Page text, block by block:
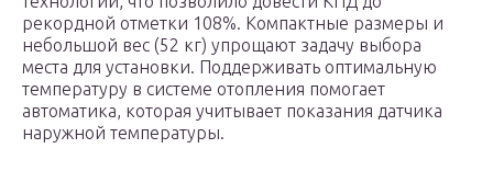
рекордной отметки 108%. Компактные размеры и
небольшой вес (52 кг) упрощают задачу выбора
места для установки. Поддерживать оптимальную
температуру в системе отопления помогает
автоматика, которая учитывает показания датчика
наружной температуры.